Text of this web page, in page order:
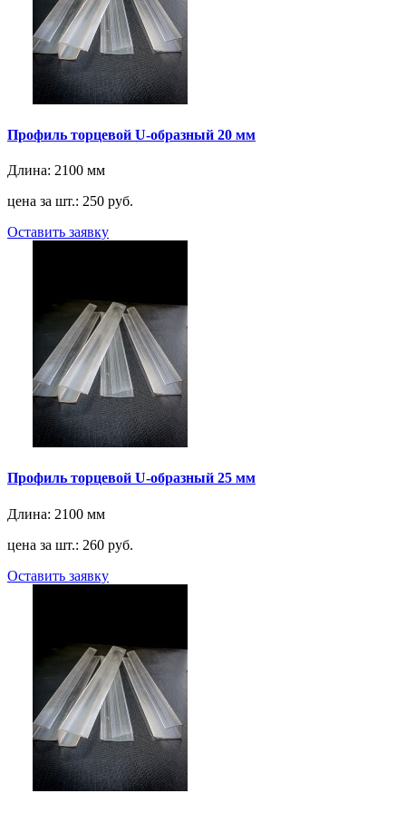
Профиль торцевой U-образный 20 мм
Длина: 2100 мм
цена за шт.: 250 руб.
Оставить заявку
Профиль торцевой U-образный 25 мм
Длина: 2100 мм
цена за шт.: 260 руб.
Оставить заявку